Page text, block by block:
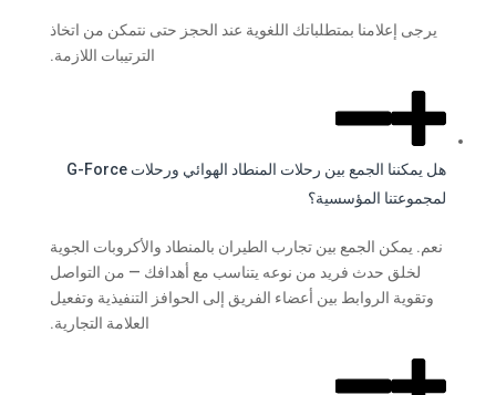
يرجى إعلامنا بمتطلباتك اللغوية عند الحجز حتى نتمكن من اتخاذ
الترتيبات اللازمة.
هل يمكننا الجمع بين رحلات المنطاد الهوائي ورحلات G-Force
لمجموعتنا المؤسسية؟
نعم. يمكن الجمع بين تجارب الطيران بالمنطاد والأكروبات الجوية
لخلق حدث فريد من نوعه يتناسب مع أهدافك — من التواصل
وتقوية الروابط بين أعضاء الفريق إلى الحوافز التنفيذية وتفعيل
العلامة التجارية.